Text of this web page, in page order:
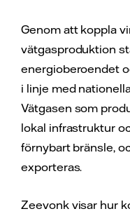
Genom att koppla
vätgasproduktion
energioberoendet
i linje med
Vätgasen som
lokal infrastruktur
förnybart bränsle,
exporteras.
Zeevonk visar hur